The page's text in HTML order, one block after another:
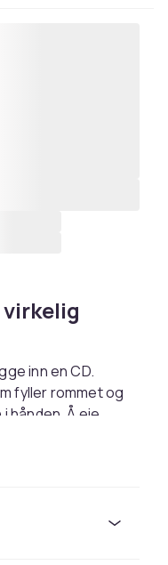
virkelig
inn en CD.
fyller rommet og
hånden. Å eie
Her
album til tidløse
nye og